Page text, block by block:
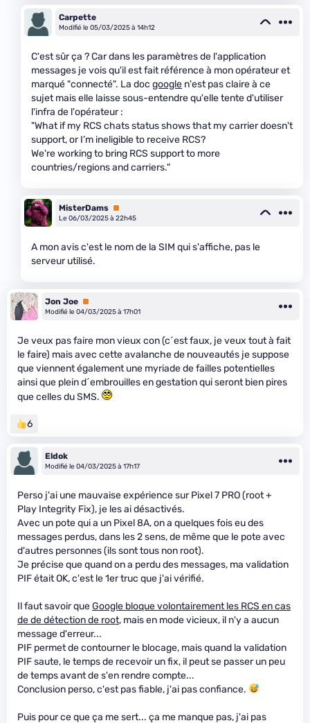
Carpette
Modifié le 05/03/2025 à 14h12
C'est sûr ça ? Car dans les paramètres de l'application
messages je vois qu'il est fait référence à mon opérateur et
marqué "connecté". La doc google n'est pas claire à ce
sujet mais elle laisse sous-entendre qu'elle tente d'utiliser
l'infra de l'opérateur :
"What if my RCS chats status shows that my carrier doesn't
support, or I’m ineligible to receive RCS?
We're working to bring RCS support to more
countries/regions and carriers."
MisterDams Premium
Le 06/03/2025 à 22h45
A mon avis c'est le nom de la SIM qui s'affiche, pas le
serveur utilisé.
Jon Joe Premium
Modifié le 04/03/2025 à 17h01
Je veux pas faire mon vieux con (c´est faux, je veux tout à fait
le faire) mais avec cette avalanche de nouveautés je suppose
que viennent également une myriade de failles potentielles
ainsi que plein d´embrouilles en gestation qui seront bien pires
que celles du SMS.
6
Eldok
Modifié le 04/03/2025 à 17h17
Perso j'ai une mauvaise expérience sur Pixel 7 PRO (root +
Play Integrity Fix), je les ai désactivés.
Avec un pote qui a un Pixel 8A, on a quelques fois eu des
messages perdus, dans les 2 sens, de même que le pote avec
d'autres personnes (ils sont tous non root).
Je précise que quand on a perdu des messages, ma validation
PIF était OK, c'est le 1er truc que j'ai vérifié.
Il faut savoir queGoogle bloque volontairement les RCS en cas
de de détection de root, mais en mode vicieux, il n'y a aucun
message d'erreur...
PIF permet de contourner le blocage, mais quand la validation
PIF saute, le temps de recevoir un fix, il peut se passer un peu
de temps avant de s'en rendre compte...
Conclusion perso, c'est pas fiable, j'ai pas confiance.
Puis pour ce que ça me sert... ça me manque pas, j'ai pas